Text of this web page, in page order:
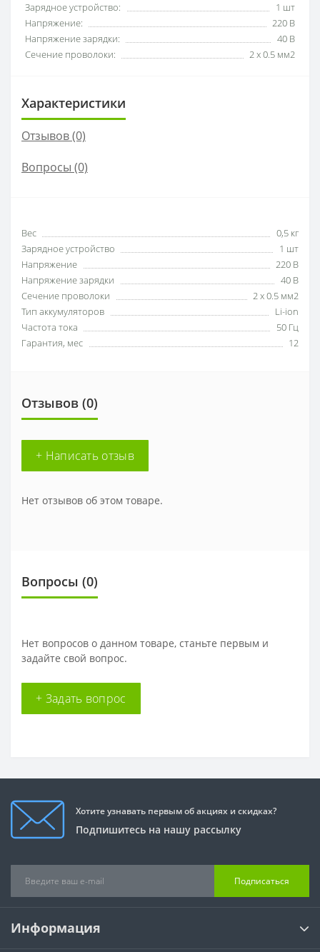
Зарядное устройство:
1 шт
Напряжение:
220 В
Напряжение зарядки:
40 В
Сечение проволоки:
2 х 0.5 мм2
Характеристики
Отзывов (0)
Вопросы (0)
Вес
0,5 кг
Зарядное устройство
1 шт
Напряжение
220 В
Напряжение зарядки
40 В
Сечение проволоки
2 х 0.5 мм2
Тип аккумуляторов
Li-ion
Частота тока
50 Гц
Гарантия, мес
12
Отзывов (0)
+ Написать отзыв
Нет отзывов об этом товаре.
Вопросы (0)
Нет вопросов о данном товаре, станьте первым и
задайте свой вопрос.
+ Задать вопрос
Хотите узнавать первым об акциях и скидках?
Подпишитесь на нашу рассылку
Подписаться
Информация